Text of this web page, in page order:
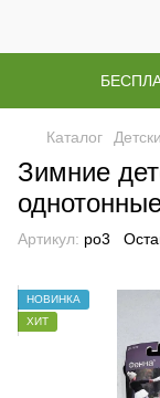
Каталог
Зимние
Артикул: ро3
НОВИНКА
ХИТ